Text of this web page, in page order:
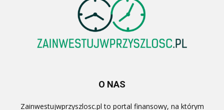
O NAS
Zainwestujwprzyszlosc.pl to portal finansowy, na którym